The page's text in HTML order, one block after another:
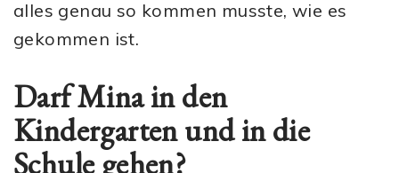
alles genau so kommen musste, wie es
gekommen ist.
Darf Mina in den
Kindergarten und in die
Schule gehen?